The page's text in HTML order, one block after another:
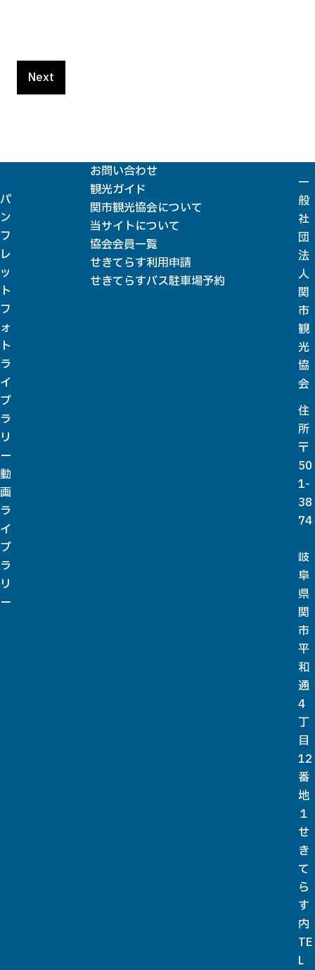
Next
パ
ン
フ
レ
ッ
ト
フ
ォ
ト
ラ
イ
ブ
ラ
リ
ー
動
画
ラ
イ
ブ
ラ
リ
ー
お問い合わせ
観光ガイド
関市観光協会について
当サイトについて
協会会員一覧
せきてらす利用申請
せきてらすバス駐車場予約
一
般
社
団
法
人
関
市
観
光
協
会
住
所
〒
50
1-
38
74
岐
阜
県
関
市
平
和
通
4
丁
目
12
番
地
１
せ
き
て
ら
す
内
TE
L